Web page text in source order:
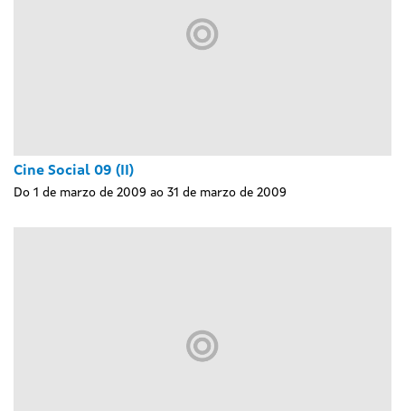
Cine Social 09 (II)
Do 1 de marzo de 2009 ao 31 de marzo de 2009